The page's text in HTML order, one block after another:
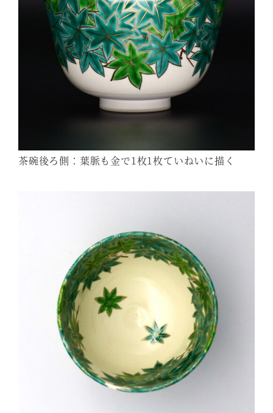
茶碗後ろ側：葉脈も金で1枚1枚ていねいに描く